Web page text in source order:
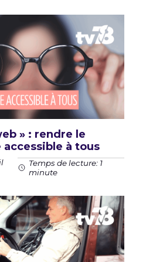
» : rendre le
à tous
Temps de lecture: 1
minute